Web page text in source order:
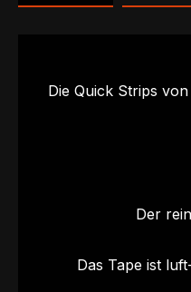
Die Quick Strips
Der
Das Tape ist